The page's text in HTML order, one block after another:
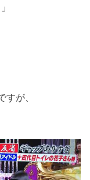
すが、